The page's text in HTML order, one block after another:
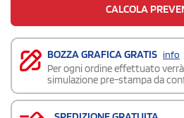
CALCOLA
BOZZA GRAFICA GRATIS info
Per ogni ordine effettuato
simulazione pre-stampa da